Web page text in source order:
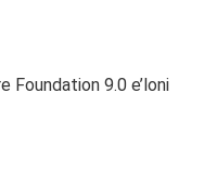
Foundation 9.0 e’loni